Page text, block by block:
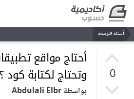
أسئلة البرمجة
0
أحتاج مواقع
وتحتاج لكتابة كود ؟
بواسطة Abdulali Elbr